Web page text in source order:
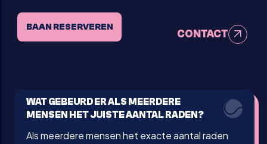
BAAN RESERVEREN
CONTACT
WAT GEBEURD ER ALS MEERDERE
MENSEN HET JUISTE AANTAL RADEN?
Als meerdere mensen het exacte aantal raden